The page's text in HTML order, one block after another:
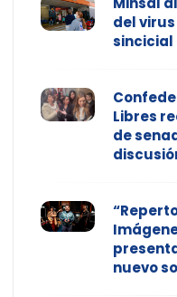
del
sincicial
Libres
de
nuevo